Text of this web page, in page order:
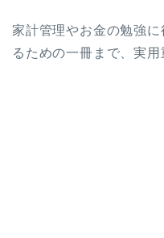
家計管理やお金の勉強
るための一冊まで、実用